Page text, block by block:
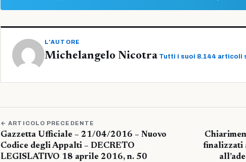
L'AUTORE
Michelangelo Nicotra Tutti i suoi 8.144 articoli
← ARTICOLO PRECEDENTE
Gazzetta Ufficiale – 21/04/2016 – Nuovo
Codice degli Appalti – DECRETO
LEGISLATIVO 18 aprile 2016, n. 50
finalizzati